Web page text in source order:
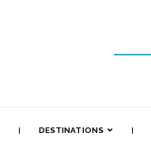
DESTINATIONS